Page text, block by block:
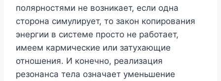
полярностями не возникает, если одна
сторона симулирует, то закон копирования
энергии в системе просто не работает,
имеем кармические или затухающие
отношения. И конечно, реализация
резонанса тела означает уменьшение